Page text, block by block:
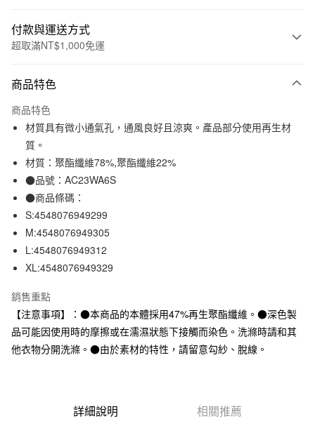
付款與運送方式
超取滿NT$1,000免運
信用卡一次付款
信用卡分期付款
3 期 0 利率 每期
合作金庫商業銀行
第一商業銀行
華南商業銀行
上海商業儲蓄銀行
臺灣中小企業銀行
匯豐（台灣）商業銀行
聯邦商業銀行
元大商業銀行
台新國際商業銀行
台灣樂天信用卡公司
超商取貨付款
LINE Pay
Apple Pay
街口支付
悠遊付
運送方式
全家取貨付款
每筆NT$65，滿NT$1,000(含以上)免運費
商品特色
商品特色
材質具有微小通氣孔，通風良好且涼爽。產品部分使用再生材
質。
材質：聚酯纖維78%,聚酯纖維22%
●品號：AC23WA6S
●商品條碼：
S:4548076949299
M:4548076949305
L:4548076949312
XL:4548076949329
銷售重點
【注意事項】：●本商品的本體採用47%再生聚酯纖維。●深色製
品可能因使用時的摩擦或在濡濕狀態下接觸而染色。洗滌時請和其
他衣物分開洗滌。●由於素材的特性，請留意勾紗、脫線。
詳細說明 相關推薦